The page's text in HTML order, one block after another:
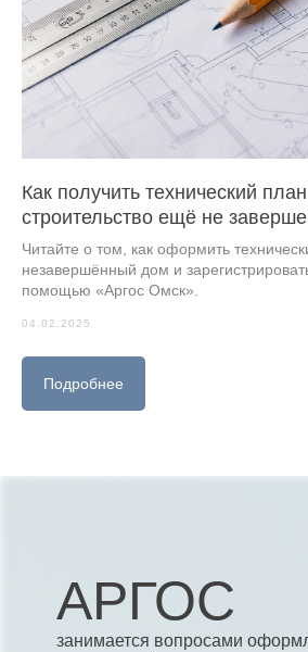
Как получить технический
строительство ещё не
Читайте о том, как оформить
незавершённый дом и
помощью «Аргос Омск».
04.02.2025
Подробнее
АРГОС
занимается вопросами